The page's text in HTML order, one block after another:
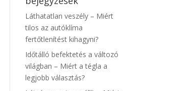
Láthatatlan veszély – Miért
tilos az autóklíma
fertőtlenítést kihagyni?
Időtálló befektetés a változó
világban – Miért a tégla a
legjobb választás?